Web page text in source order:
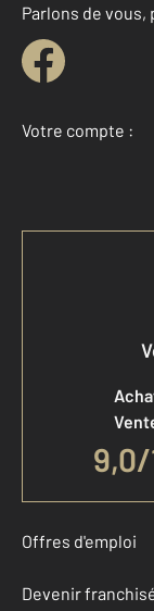
Parlons de vous,
Votre compte :
9,0/
Offres d'emploi
Devenir